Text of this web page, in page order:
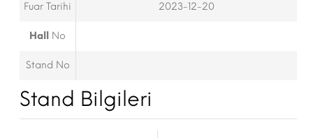
Fuar Tarihi 2023-12-20
Hall No
Stand No
Stand Bilgileri